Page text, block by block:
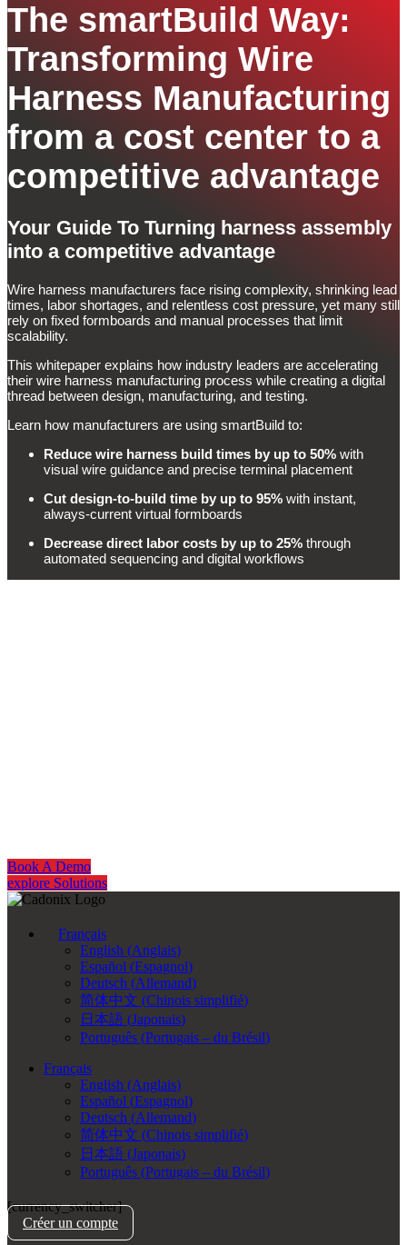
The smartBuild Way:
Transforming Wire
Harness Manufacturing
from a cost center to a
competitive advantage
Your Guide To Turning harness assembly
into a competitive advantage
Wire harness manufacturers face rising complexity, shrinking lead
times, labor shortages, and relentless cost pressure, yet many still
rely on fixed formboards and manual processes that limit
scalability.
This whitepaper explains how industry leaders are accelerating
their wire harness manufacturing process while creating a digital
thread between design, manufacturing, and testing.
Learn how manufacturers are using smartBuild to:
Reduce wire harness build times by up to 50% with
visual wire guidance and precise terminal placement
Cut design-to-build time by up to 95% with instant,
always-current virtual formboards
Decrease direct labor costs by up to 25% through
automated sequencing and digital workflows
Book A Demo
explore Solutions
Français
English (Anglais)
Español (Espagnol)
Deutsch (Allemand)
简体中文 (Chinois simplifié)
日本語 (Japonais)
Português (Portugais – du Brésil)
Français
English (Anglais)
Español (Espagnol)
Deutsch (Allemand)
简体中文 (Chinois simplifié)
日本語 (Japonais)
Português (Portugais – du Brésil)
[currency_switcher]
Créer un compte